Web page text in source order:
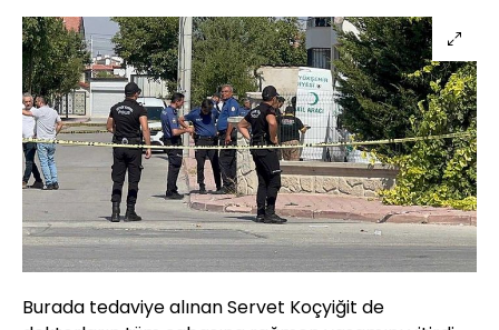
Burada tedaviye alınan Servet Koçyiğit de